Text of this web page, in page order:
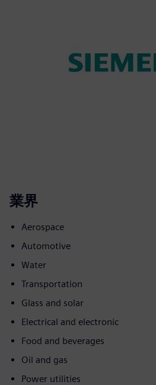
業界
Aerospace
Automotive
Water
Transportation
Glass and solar
Electrical and electronic
Food and beverages
Oil and gas
Power utilities